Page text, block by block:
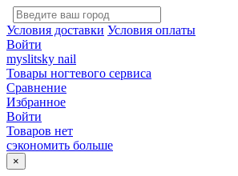
Условия доставки Условия оплаты
Войти
myslitsky nail
Товары ногтевого сервиса
Сравнение
Избранное
Войти
Товаров нет
сэкономить больше
×